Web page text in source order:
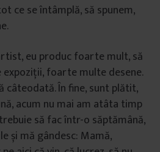
ce se întâmplă, să spunem,
eu produc foarte mult, să
foarte multe desene.
câteodată. În fine, sunt plătit,
acum nu mai am atâta timp
să fac într-o săptămână,
și mă gândesc: Mamă,